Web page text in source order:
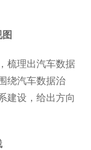
梳理出汽车数据
绕汽车数据治
建设，给出方向